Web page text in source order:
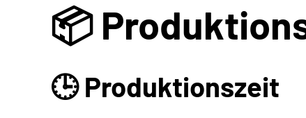
📦
🕒 Produktionszeit